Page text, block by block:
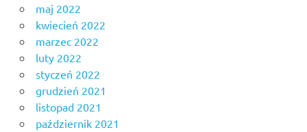
maj 2022
kwiecień 2022
marzec 2022
luty 2022
styczeń 2022
grudzień 2021
listopad 2021
październik 2021